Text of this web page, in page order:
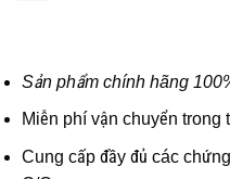
Sản phẩm chính hãng
Miễn phí vận chuyển trong
Cung cấp đầy đủ các